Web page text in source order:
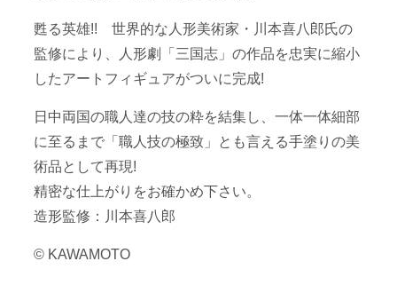
甦る英雄!! 世界的な人形美術家・川本喜八郎氏の
監修により、人形劇「三国志」の作品を忠実に縮小
したアートフィギュアがついに完成!
日中両国の職人達の技の粋を結集し、一体一体細部
に至るまで「職人技の極致」とも言える手塗りの美
術品として再現!
精密な仕上がりをお確かめ下さい。
造形監修：川本喜八郎
© KAWAMOTO